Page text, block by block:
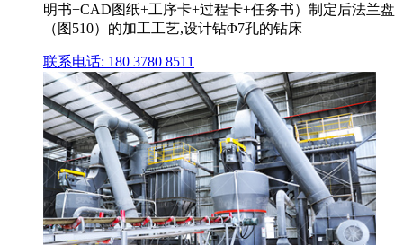
明书+CAD图纸+工序卡+过程卡+任务书）制定后法兰盘
（图510）的加工工艺,设计钻Φ7孔的钻床
联系电话: 180 3780 8511